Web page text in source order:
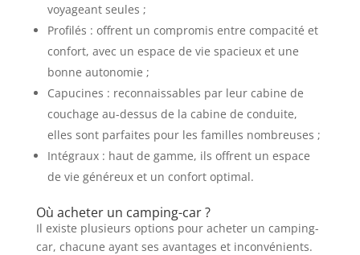
voyageant seules ;
Profilés : offrent un compromis entre compacité et
confort, avec un espace de vie spacieux et une
bonne autonomie ;
Capucines : reconnaissables par leur cabine de
couchage au-dessus de la cabine de conduite,
elles sont parfaites pour les familles nombreuses ;
Intégraux : haut de gamme, ils offrent un espace
de vie généreux et un confort optimal.
Où acheter un camping-car ?
Il existe plusieurs options pour acheter un camping-
car, chacune ayant ses avantages et inconvénients.